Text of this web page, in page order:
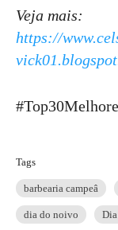
Veja mais:
https://
Tags
barbearia campeâ
dia do noivo